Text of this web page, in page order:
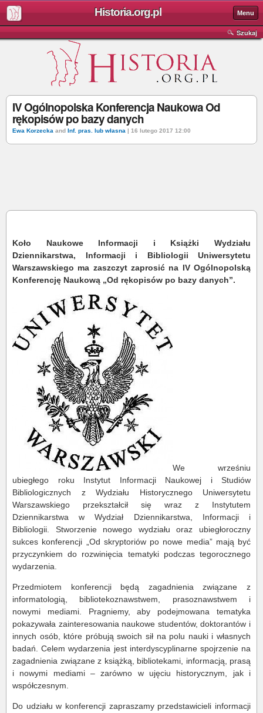
Historia.org.pl Menu
Szukaj
IV Ogólnopolska Konferencja Naukowa Od
rękopisów po bazy danych
Ewa Korzecka and Inf. pras. lub własna | 16 lutego 2017 12:00
Koło Naukowe Informacji i Książki Wydziału
Dziennikarstwa, Informacji i Bibliologii Uniwersytetu
Warszawskiego ma zaszczyt zaprosić na IV Ogólnopolską
Konferencję Naukową „Od rękopisów po bazy danych”.
We wrześniu
ubiegłego roku Instytut Informacji Naukowej i Studiów
Bibliologicznych z Wydziału Historycznego Uniwersytetu
Warszawskiego przekształcił się wraz z Instytutem
Dziennikarstwa w Wydział Dziennikarstwa, Informacji i
Bibliologii. Stworzenie nowego wydziału oraz ubiegłoroczny
sukces konferencji „Od skryptoriów po nowe media” mają być
przyczynkiem do rozwinięcia tematyki podczas tegorocznego
wydarzenia.
Przedmiotem konferencji będą zagadnienia związane z
informatologią, bibliotekoznawstwem, prasoznawstwem i
nowymi mediami. Pragniemy, aby podejmowana tematyka
pokazywała zainteresowania naukowe studentów, doktorantów i
innych osób, które próbują swoich sił na polu nauki i własnych
badań. Celem wydarzenia jest interdyscyplinarne spojrzenie na
zagadnienia związane z książką, bibliotekami, informacją, prasą
i nowymi mediami – zarówno w ujęciu historycznym, jak i
współczesnym.
Do udziału w konferencji zapraszamy przedstawicieli informacji